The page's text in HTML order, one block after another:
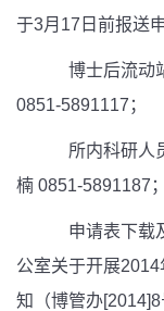
于3月 17 日前报送
博士后流动
0851-5891117 ；
所内科研人
楠 0851-5891187 ；
申请表下载
公室关于开展2014
知（博管办[2014]8